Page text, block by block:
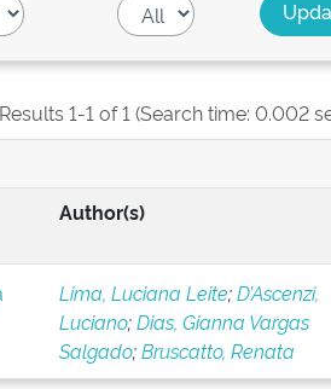
Results 1-1 of 1 (Search time: 0.002
Author(s)
Lima, Luciana Leite;D’Ascenzi,
Luciano;Dias, Gianna Vargas
Salgado;Bruscatto, Renata